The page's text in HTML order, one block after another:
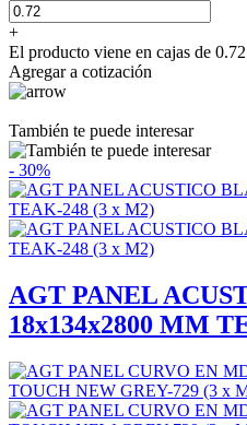
+
El producto viene en cajas de
Agregar a cotización
También te puede interesar
- 30%
AGT PANEL
18x134x2800 MM